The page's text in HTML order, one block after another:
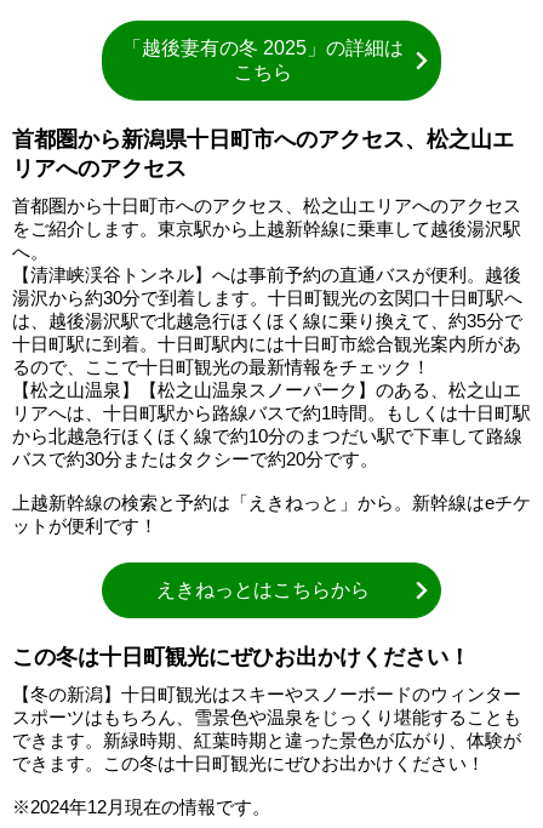
「越後妻有の冬 2025」の詳細は
こちら
首都圏から新潟県十日町市へのアクセス、松之山エ
リアへのアクセス
首都圏から十日町市へのアクセス、松之山エリアへのアクセス
をご紹介します。東京駅から上越新幹線に乗車して越後湯沢駅
へ。
【清津峡渓谷トンネル】へは事前予約の直通バスが便利。越後
湯沢から約30分で到着します。十日町観光の玄関口十日町駅へ
は、越後湯沢駅で北越急行ほくほく線に乗り換えて、約35分で
十日町駅に到着。十日町駅内には十日町市総合観光案内所があ
るので、ここで十日町観光の最新情報をチェック！
【松之山温泉】【松之山温泉スノーパーク】のある、松之山エ
リアへは、十日町駅から路線バスで約1時間。もしくは十日町駅
から北越急行ほくほく線で約10分のまつだい駅で下車して路線
バスで約30分またはタクシーで約20分です。
上越新幹線の検索と予約は「えきねっと」から。新幹線はeチケ
ットが便利です！
えきねっとはこちらから
この冬は十日町観光にぜひお出かけください！
【冬の新潟】十日町観光はスキーやスノーボードのウィンター
スポーツはもちろん、雪景色や温泉をじっくり堪能することも
できます。新緑時期、紅葉時期と違った景色が広がり、体験が
できます。この冬は十日町観光にぜひお出かけください！
※2024年12月現在の情報です。